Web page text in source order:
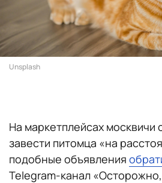
Unsplash
На маркетплейсах москвичи
завести питомца «на
подобные объявления
Telegram-канал